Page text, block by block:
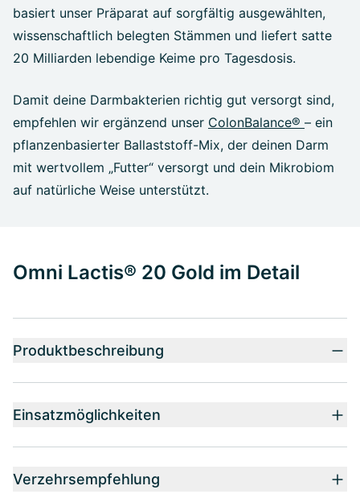
basiert unser Präparat auf sorgfältig ausgewählten,
wissenschaftlich belegten Stämmen und liefert satte
20 Milliarden lebendige Keime pro Tagesdosis.
Damit deine Darmbakterien richtig gut versorgt sind,
empfehlen wir ergänzend unser ColonBalance® – ein
pflanzenbasierter Ballaststoff-Mix, der deinen Darm
mit wertvollem „Futter“ versorgt und dein Mikrobiom
auf natürliche Weise unterstützt.
Omni Lactis® 20 Gold im Detail
Produktbeschreibung
Einsatzmöglichkeiten
Verzehrsempfehlung